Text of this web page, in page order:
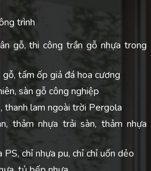
trình
gỗ, thi công trần gỗ nhựa trong
tấm ốp giả đá hoa cương
sàn gỗ công nghiệp
thanh lam ngoài trời Pergola
thảm nhựa trải sàn, thảm nhựa
PS, chỉ nhựa pu, chỉ chỉ uốn dẻo